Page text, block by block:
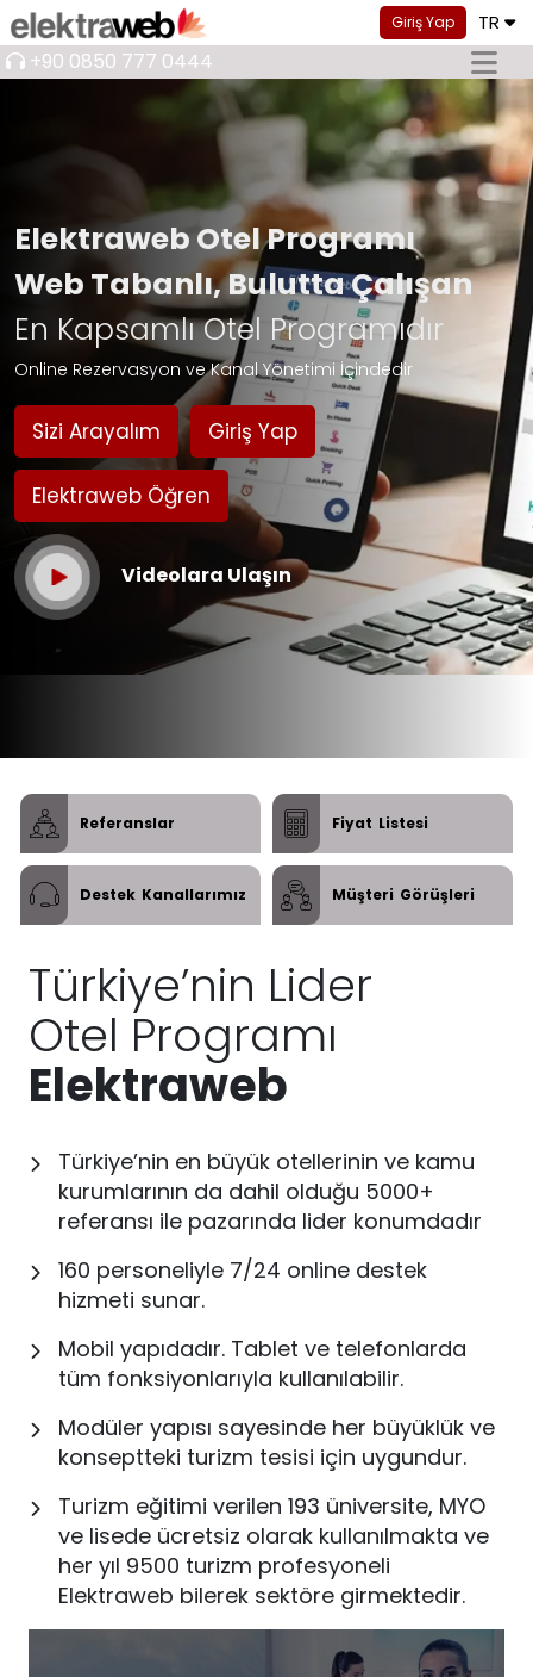
Giriş Yap TR
+90 0850 777 0444
Elektraweb Otel Programı
Web Tabanlı, Bulutta Çalışan
En Kapsamlı Otel Programıdır
Online Rezervasyon ve Kanal Yönetimi İçindedir
Sizi Arayalım Giriş Yap
Elektraweb Öğren
Videolara Ulaşın
Referanslar Fiyat Listesi
Destek Kanallarımız Müşteri Görüşleri
Türkiye’nin Lider
Otel Programı
Elektraweb
Türkiye’nin en büyük otellerinin ve kamu
kurumlarının da dahil olduğu 5000+
referansı ile pazarında lider konumdadır
160 personeliyle 7/24 online destek
hizmeti sunar.
Mobil yapıdadır. Tablet ve telefonlarda
tüm fonksiyonlarıyla kullanılabilir.
Modüler yapısı sayesinde her büyüklük ve
konseptteki turizm tesisi için uygundur.
Turizm eğitimi verilen 193 üniversite, MYO
ve lisede ücretsiz olarak kullanılmakta ve
her yıl 9500 turizm profesyoneli
Elektraweb bilerek sektöre girmektedir.